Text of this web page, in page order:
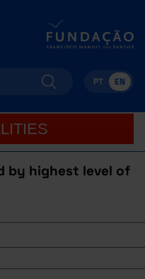
PT EN
by highest level of